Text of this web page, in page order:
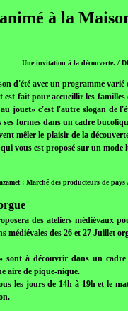
à la
Une invitation à la découverte. /
d'été avec un programme
fait pour accueillir les
jouet» c'est l'autre slogan de
formes dans un cadre
mêler le plaisir de la
vous est proposé sur un mode
: Marché des producteurs de
des ateliers médiévaux
médiévales des 26 et 27 Juillet
sont à découvrir dans un
aire de pique-nique.
les jours de 14h à 19h et le